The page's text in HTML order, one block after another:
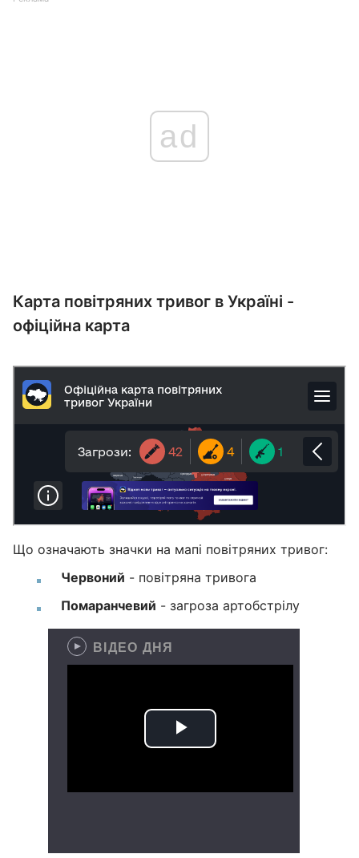
ad
Карта повітряних тривог в Україні -
офіційна карта
Що означають значки на мапі повітряних тривог:
Червоний - повітряна тривога
Помаранчевий - загроза артобстрілу
ВІДЕО ДНЯ